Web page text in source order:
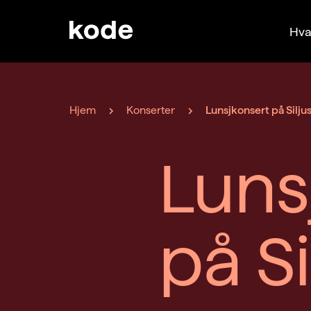
Hjem Konserter Lunsjkonsert på
på